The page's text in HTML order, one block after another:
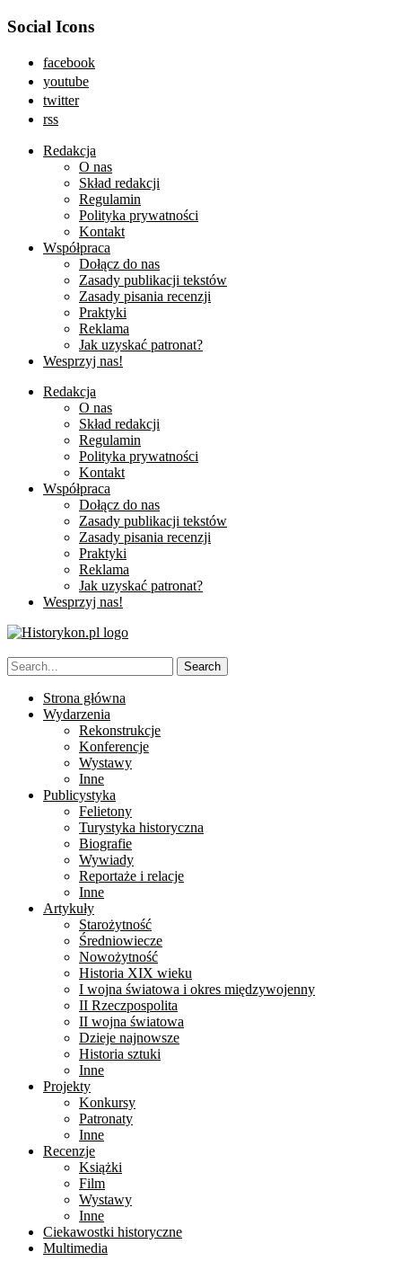
Social Icons
facebook
youtube
twitter
rss
Redakcja
O nas
Skład redakcji
Regulamin
Polityka prywatności
Kontakt
Współpraca
Dołącz do nas
Zasady publikacji tekstów
Zasady pisania recenzji
Praktyki
Reklama
Jak uzyskać patronat?
Wesprzyj nas!
Redakcja
O nas
Skład redakcji
Regulamin
Polityka prywatności
Kontakt
Współpraca
Dołącz do nas
Zasady publikacji tekstów
Zasady pisania recenzji
Praktyki
Reklama
Jak uzyskać patronat?
Wesprzyj nas!
Strona główna
Wydarzenia
Rekonstrukcje
Konferencje
Wystawy
Inne
Publicystyka
Felietony
Turystyka historyczna
Biografie
Wywiady
Reportaże i relacje
Inne
Artykuły
Starożytność
Średniowiecze
Nowożytność
Historia XIX wieku
I wojna światowa i okres międzywojenny
II Rzeczpospolita
II wojna światowa
Dzieje najnowsze
Historia sztuki
Inne
Projekty
Konkursy
Patronaty
Inne
Recenzje
Książki
Film
Wystawy
Inne
Ciekawostki historyczne
Multimedia